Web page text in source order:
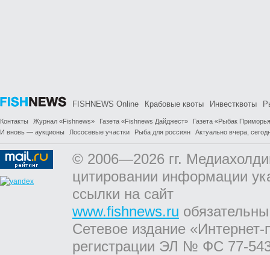
FISHNEWS Online Крабовые квоты Инвестквоты
Контакты Журнал «Fishnews» Газета «Fishnews Дайджест»
Газета «Рыбак
И вновь — аукционы
Лососевые участки Рыба для россиян Актуально вчера,
© 2006—2026 гг.
цитировании информации
ссылки на сайт
www.fishnews.ru
Сетевое издание
регистрации ЭЛ № ФС 77-